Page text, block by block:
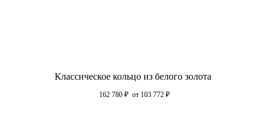
Классическое кольцо из белого золота
162 780 ₽ от 103 772 ₽